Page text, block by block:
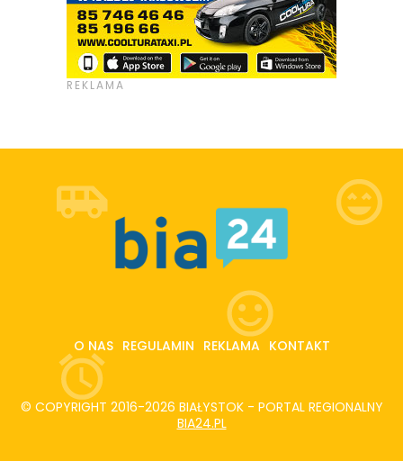
O NAS REGULAMIN REKLAMA KONTAKT
© COPYRIGHT 2016-2026 BIAŁYSTOK - PORTAL REGIONALNY
BIA24.PL